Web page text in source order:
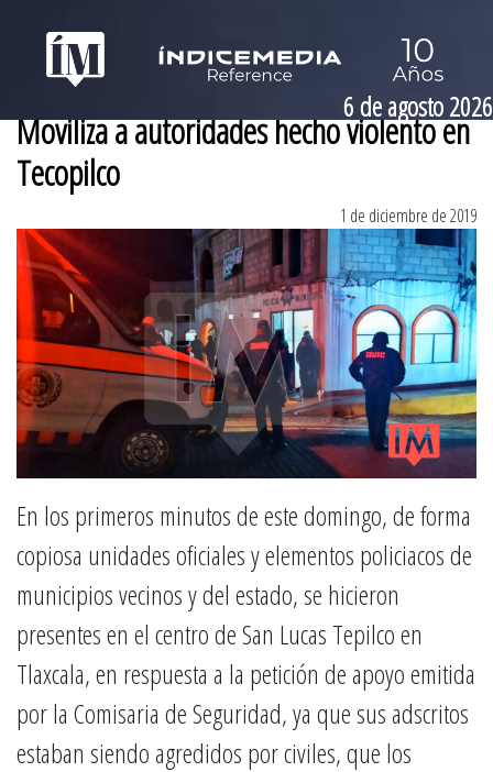
6 de agosto 2026
Moviliza a autoridades hecho violento en
Tecopilco
1 de diciembre de 2019
En los primeros minutos de este domingo, de forma
copiosa unidades oficiales y elementos policiacos de
municipios vecinos y del estado, se hicieron
presentes en el centro de San Lucas Tepilco en
Tlaxcala, en respuesta a la petición de apoyo emitida
por la Comisaria de Seguridad, ya que sus adscritos
estaban siendo agredidos por civiles, que los